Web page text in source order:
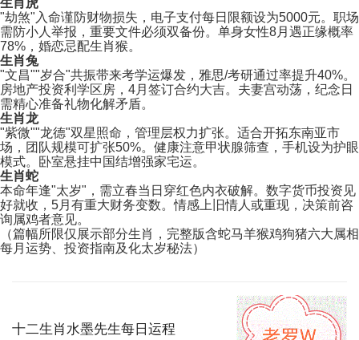
生肖虎
"劫煞"入命谨防财物损失，电子支付每日限额设为5000元。职场
需防小人举报，重要文件必须双备份。单身女性8月遇正缘概率
78%，婚恋忌配生肖猴。
生肖兔
"文昌""岁合"共振带来考学运爆发，雅思/考研通过率提升40%。
房地产投资利学区房，4月签订合约大吉。夫妻宫动荡，纪念日
需精心准备礼物化解矛盾。
生肖龙
"紫微""龙德"双星照命，管理层权力扩张。适合开拓东南亚市
场，团队规模可扩张50%。健康注意甲状腺筛查，手机设为护眼
模式。卧室悬挂中国结增强家宅运。
生肖蛇
本命年逢"太岁"，需立春当日穿红色内衣破解。数字货币投资见
好就收，5月有重大财务变数。情感上旧情人或重现，决策前咨
询属鸡者意见。
（篇幅所限仅展示部分生肖，完整版含蛇马羊猴鸡狗猪六大属相
每月运势、投资指南及化太岁秘法）
十二生肖水墨先生每日运程